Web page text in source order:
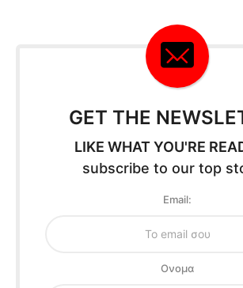
GET THE
LIKE WHAT YOU'RE
subscribe to our top
Email:
Oνομα